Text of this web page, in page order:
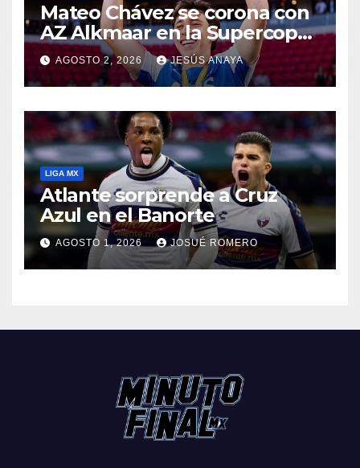
Mateo Chávez se corona con
AZ Alkmaar en la Supercopa
de Países Bajos
AGOSTO 2, 2026 JESÚS ANAYA
LIGA MX
Atlante sorprende a Cruz
Azul en el Banorte
AGOSTO 1, 2026 JOSUÉ ROMERO